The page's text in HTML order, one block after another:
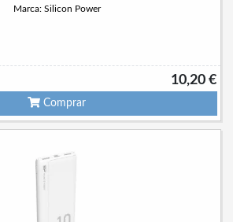
Marca: Silicon Power
10,20 €
Comprar